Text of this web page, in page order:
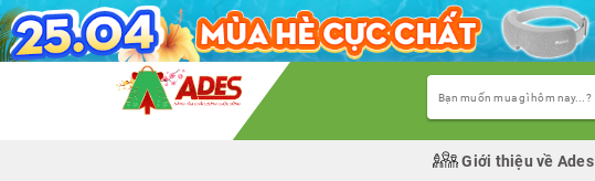
Giới thiệu về Ades